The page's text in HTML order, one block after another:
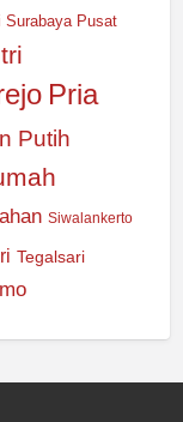
Surabaya Pusat
Pria
Putih
Siwalankerto
Tegalsari